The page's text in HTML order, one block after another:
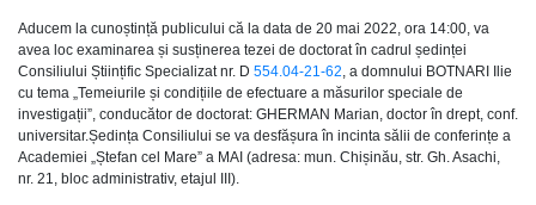
Aducem la cunoștință publicului că la data de 20 mai 2022, ora 14:00, va
avea loc examinarea și susținerea tezei de doctorat în cadrul ședinței
Consiliului Științific Specializat nr. D 554.04-21-62, a domnului BOTNARI Ilie
cu tema „Temeiurile și condițiile de efectuare a măsurilor speciale de
investigații”, conducător de doctorat: GHERMAN Marian, doctor în drept, conf.
universitar.Ședința Consiliului se va desfășura în incinta sălii de conferințe a
Academiei „Ștefan cel Mare” a MAI (adresa: mun. Chișinău, str. Gh. Asachi,
nr. 21, bloc administrativ, etajul III).